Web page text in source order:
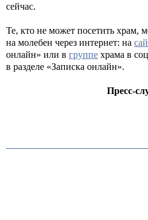
сейчас.
Те, кто не может посетить храм,
на молебен через интернет: на
онлайн» или в группе храма в
в разделе «Записка онлайн».
Пресс-